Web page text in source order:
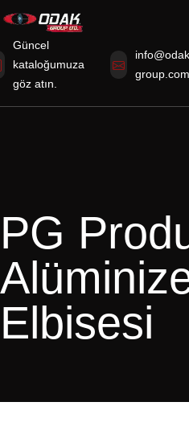
Güncel
kataloğumuza
göz atın.
group.com
Anasayfa
Sektörümüzden
İletişim
PG
Elbisesi